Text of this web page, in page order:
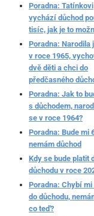
Poradna: Tatínkovi
vychází důchod
tisíc, jak je to
Poradna: Narodila
v roce 1965,
dvě děti a chci do
předčasného
Poradna: Jak to
s důchodem,
se v roce 1964?
Poradna: Bude mi
nemám důchod
Kdy se bude platit
důchodu v roce
Poradna: Chybí
do důchodu,
co teď?